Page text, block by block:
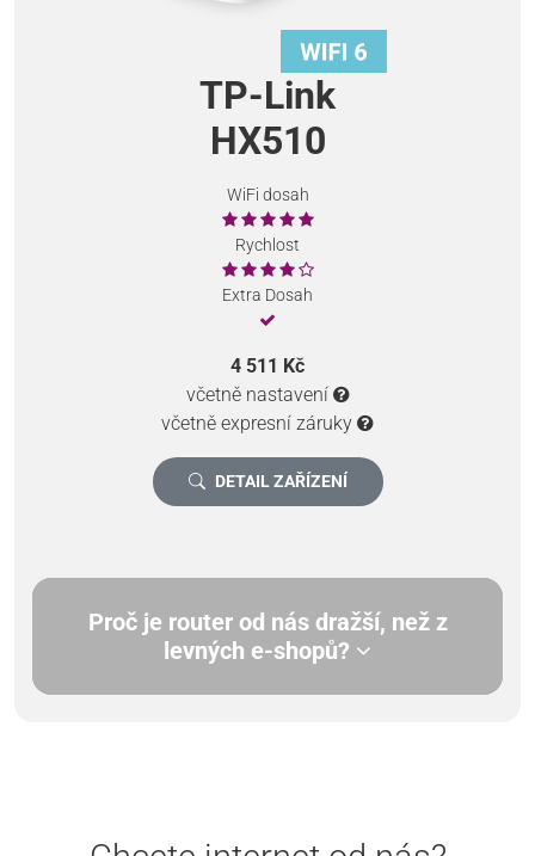
TP-Link
HX510
WiFi dosah
Rychlost
Extra Dosah
4 511 Kč
včetně nastavení
včetně expresní záruky
DETAIL ZAŘÍZENÍ
Proč je router od nás dražší, než z
levných e-shopů?